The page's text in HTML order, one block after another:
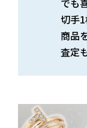
でも
切手
商品
査定